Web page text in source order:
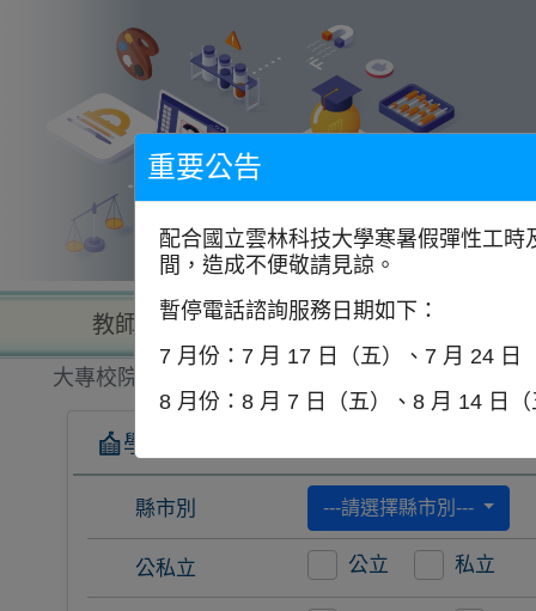
教師查詢 學校查詢
大專校院一覽表
學校查詢
縣市別 ---請選擇縣市別---
公私立 公立 私立
重要公告
配合國立雲林科技大學寒暑假彈性工
間，造成不便敬請見諒。
暫停電話諮詢服務日期如下：
7 月份：7 月 17 日（五）、7 月 24 日
8 月份：8 月 7 日（五）、8 月 14 日（